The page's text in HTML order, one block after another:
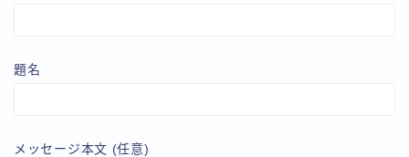
題名
メッセージ本文 (任意)